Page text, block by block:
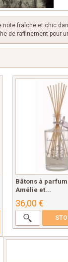
fraîche et chic
de raffinement pour
Bâtons à parfum
Amélie et...
36,00 €